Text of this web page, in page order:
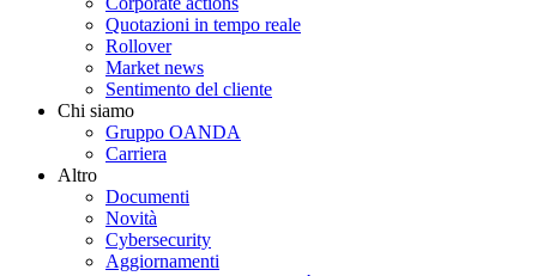
Quotazioni in tempo reale
Rollover
Market news
Sentimento del cliente
Chi siamo
Gruppo OANDA
Carriera
Altro
Documenti
Novità
Cybersecurity
Aggiornamenti